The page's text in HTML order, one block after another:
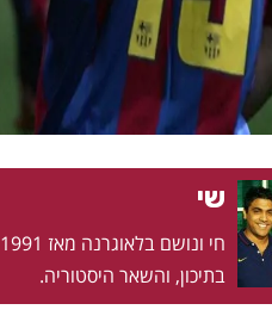
שי
בתיכון, והשאר היסטוריה.